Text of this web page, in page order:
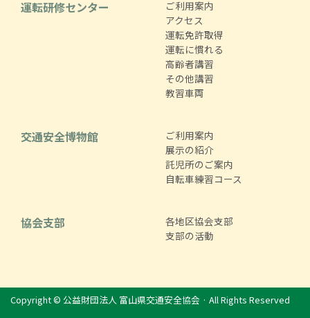
運転研修センター
ご利用案内
アクセス
運転免許取得
運転に慣れる
高齢者講習
その他講習
教習車両
交通安全博物館
ご利用案内
展示の紹介
託児所のご案内
自転車練習コース
協会支部
各地区協会支部
支部の活動
Copyright © 公益財団法人 富山県交通安全協会 · All Rights Reserved